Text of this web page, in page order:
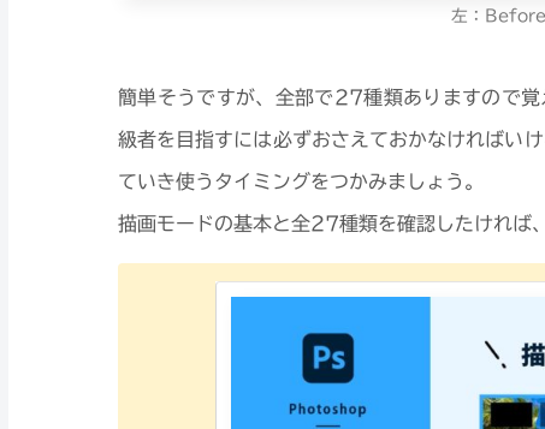
左：
簡単そうですが、全部で27種類ありますので
級者を目指すには必ずおさえておかなければい
ていき使うタイミングをつかみましょう。
描画モードの基本と全27種類を確認したければ